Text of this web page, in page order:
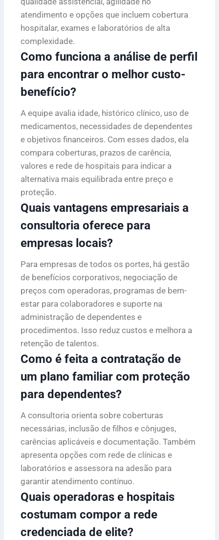
atendimento e opções que incluem cobertura
hospitalar, exames e laboratórios de alta
complexidade.
Como funciona a análise de perfil
para encontrar o melhor custo-
benefício?
A equipe avalia idade, histórico clínico, uso de
medicamentos, necessidades de dependentes
e objetivos financeiros. Com esses dados, ela
compara coberturas, prazos de carência,
valores e rede de hospitais para indicar a
alternativa mais equilibrada entre preço e
proteção.
Quais vantagens empresariais a
consultoria oferece para
empresas locais?
Para empresas de todos os portes, há gestão
de benefícios corporativos, negociação de
preços com operadoras, programas de bem-
estar para colaboradores e suporte na
administração de dependentes e
procedimentos. Isso reduz custos e melhora a
retenção de talentos.
Como é feita a contratação de
um plano familiar com proteção
para dependentes?
A consultoria orienta sobre coberturas
necessárias, inclusão de filhos e cônjuges,
carências aplicáveis e documentação. Também
apresenta opções com rede de clínicas e
laboratórios e assessora na adesão para
garantir atendimento contínuo.
Quais operadoras e hospitais
costumam compor a rede
credenciada de elite?